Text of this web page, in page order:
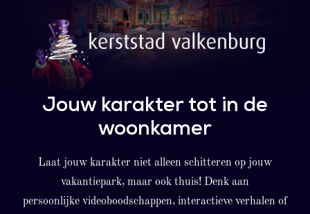
Jouw karakter tot in de
woonkamer
Laat jouw karakter niet alleen schitteren op jouw
vakantiepark, maar ook thuis! Denk aan
persoonlijke videoboodschappen, interactieve verhalen of